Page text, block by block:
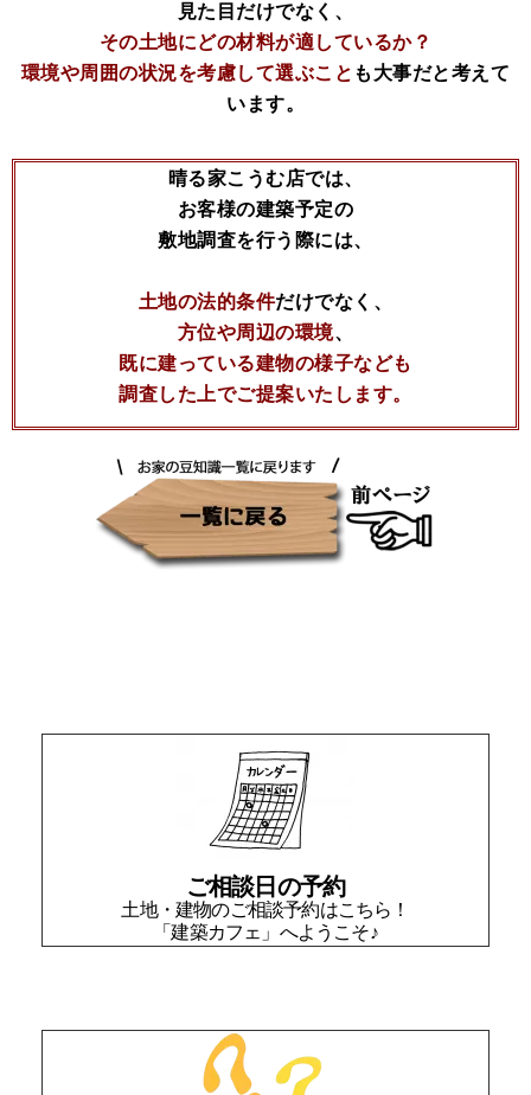
見た目だけでなく、
その土地にどの材料が適しているか？
環境や周囲の状況を考慮して選ぶこと も大事だと考えて
います。
晴る家こうむ店では、
お客様の建築予定の
敷地調査を行う際には、
土地の法的条件だけでなく、
方位や周辺の環境、
既に建っている建物の様子なども
調査した上でご提案いたします。
ご相談日の予約
土地・建物のご相談予約はこちら！
「建築カフェ」へようこそ♪